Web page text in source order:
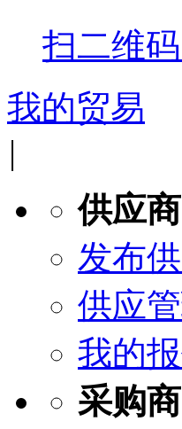
扫二维
我的贸易
|
供应商
发布
供应
我的
采购商